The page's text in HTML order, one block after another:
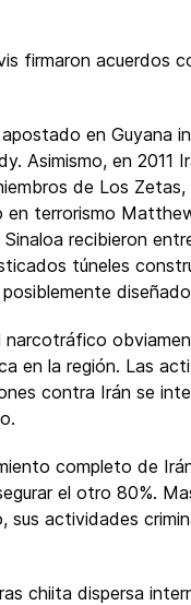
firmaron acuerdos
en Guyana
Asimismo, en 2011
de Los
terrorismo
recibieron
túneles
en la región. Las
contra Irán se
completo de
el otro 80%.
actividades
chiita dispersa